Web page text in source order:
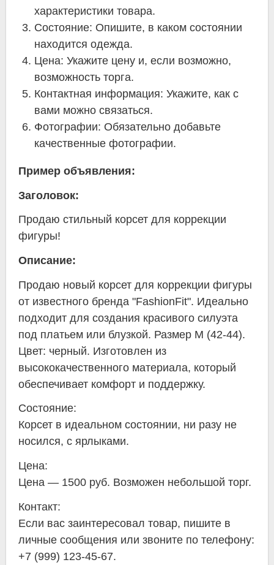
характеристики товара.
Состояние: Опишите, в каком состоянии
находится одежда.
Цена: Укажите цену и, если возможно,
возможность торга.
Контактная информация: Укажите, как с
вами можно связаться.
Фотографии: Обязательно добавьте
качественные фотографии.
Пример объявления:
Заголовок:
Продаю стильный корсет для коррекции
фигуры!
Описание:
Продаю новый корсет для коррекции фигуры
от известного бренда "FashionFit". Идеально
подходит для создания красивого силуэта
под платьем или блузкой. Размер M (42-44).
Цвет: черный. Изготовлен из
высококачественного материала, который
обеспечивает комфорт и поддержку.
Состояние:
Корсет в идеальном состоянии, ни разу не
носился, с ярлыками.
Цена:
Цена — 1500 руб. Возможен небольшой торг.
Контакт:
Если вас заинтересовал товар, пишите в
личные сообщения или звоните по телефону:
+7 (999) 123-45-67.